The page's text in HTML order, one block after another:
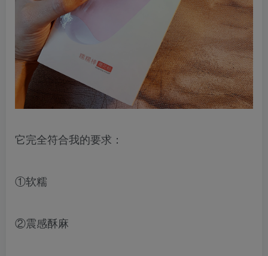
它完全符合我的要求：
①软糯
②震感酥麻